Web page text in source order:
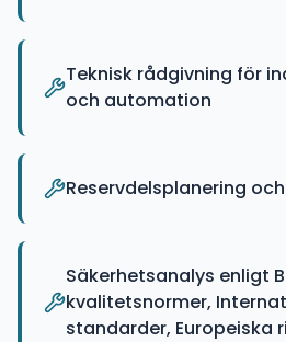
Teknisk rådgivning för
och automation
Reservdelsplanering
Säkerhetsanalys enligt
kvalitetsnormer,
standarder, Europeiska